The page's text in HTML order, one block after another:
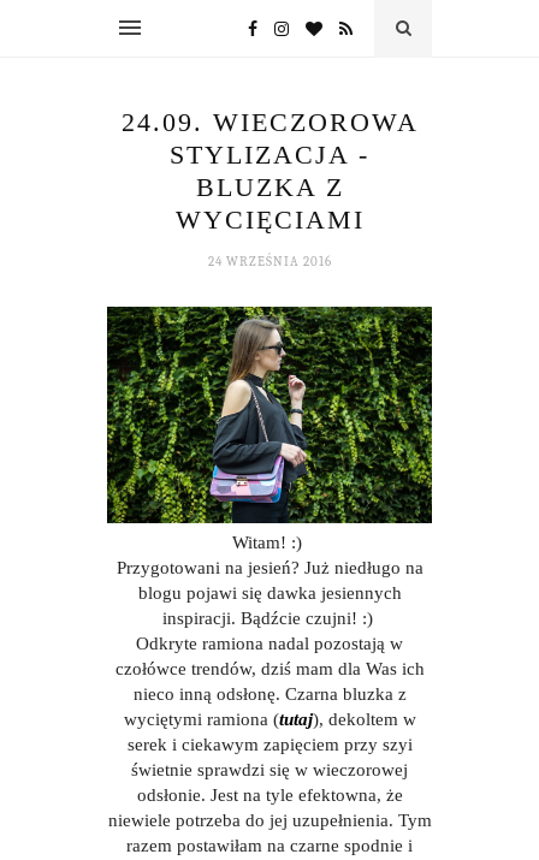
24.09. WIECZOROWA
STYLIZACJA -
BLUZKA Z
WYCIĘCIAMI
24 WRZEŚNIA 2016
Witam! :)
Przygotowani na jesień? Już niedługo na
blogu pojawi się dawka jesiennych
inspiracji. Bądźcie czujni! :)
Odkryte ramiona nadal pozostają w
czołówce trendów, dziś mam dla Was ich
nieco inną odsłonę. Czarna bluzka z
wyciętymi ramiona (tutaj), dekoltem w
serek i ciekawym zapięciem przy szyi
świetnie sprawdzi się w wieczorowej
odsłonie. Jest na tyle efektowna, że
niewiele potrzeba do jej uzupełnienia. Tym
razem postawiłam na czarne spodnie i